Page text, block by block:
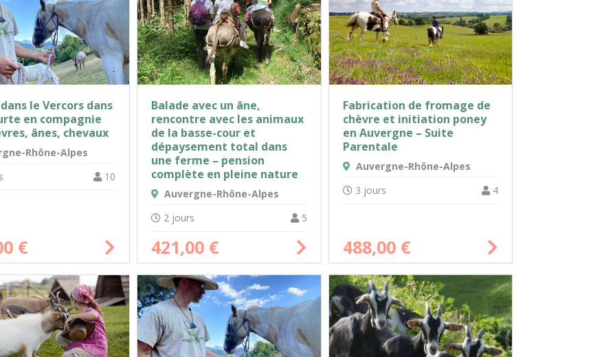
le Vercors dans
en compagnie
ânes, chevaux
Rhône-Alpes
10
€
Balade avec un âne,
rencontre avec les animaux
de la basse-cour et
dépaysement total dans
une ferme – pension
complète en pleine nature
Auvergne-Rhône-Alpes
2 jours
5
421,00 €
Fabrication de fromage de
chèvre et initiation poney
en Auvergne – Suite
Parentale
Auvergne-Rhône-Alpes
3 jours
4
488,00 €